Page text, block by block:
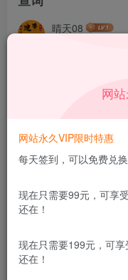
晴天08
超强大微信小程序源
此内容为付费资源，请
￥
更新
网
网站永久VIP限时特惠
每天签到，可以免费兑
现在只需要99元，可享
还在！
现在只需要199元，可
还在！